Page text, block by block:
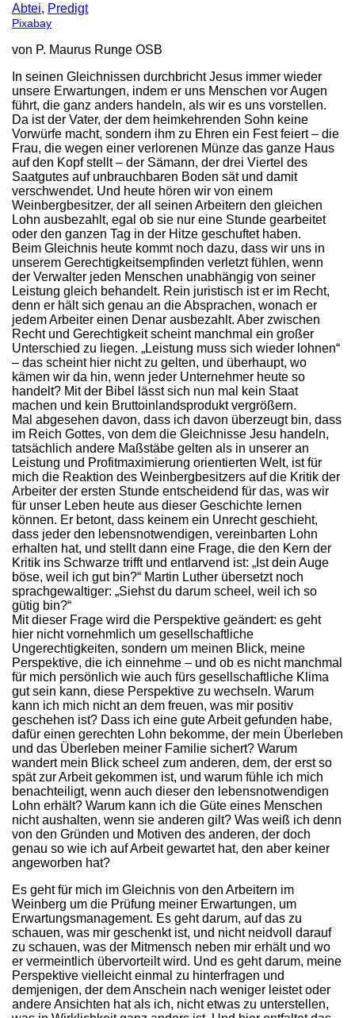
Abtei, Predigt
Pixabay
von P. Maurus Runge OSB
In seinen Gleichnissen durchbricht Jesus immer wieder
unsere Erwartungen, indem er uns Menschen vor Augen
führt, die ganz anders handeln, als wir es uns vorstellen.
Da ist der Vater, der dem heimkehrenden Sohn keine
Vorwürfe macht, sondern ihm zu Ehren ein Fest feiert – die
Frau, die wegen einer verlorenen Münze das ganze Haus
auf den Kopf stellt – der Sämann, der drei Viertel des
Saatgutes auf unbrauchbaren Boden sät und damit
verschwendet. Und heute hören wir von einem
Weinbergbesitzer, der all seinen Arbeitern den gleichen
Lohn ausbezahlt, egal ob sie nur eine Stunde gearbeitet
oder den ganzen Tag in der Hitze geschuftet haben.
Beim Gleichnis heute kommt noch dazu, dass wir uns in
unserem Gerechtigkeitsempfinden verletzt fühlen, wenn
der Verwalter jeden Menschen unabhängig von seiner
Leistung gleich behandelt. Rein juristisch ist er im Recht,
denn er hält sich genau an die Absprachen, wonach er
jedem Arbeiter einen Denar ausbezahlt. Aber zwischen
Recht und Gerechtigkeit scheint manchmal ein großer
Unterschied zu liegen. „Leistung muss sich wieder lohnen“
– das scheint hier nicht zu gelten, und überhaupt, wo
kämen wir da hin, wenn jeder Unternehmer heute so
handelt? Mit der Bibel lässt sich nun mal kein Staat
machen und kein Bruttoinlandsprodukt vergrößern.
Mal abgesehen davon, dass ich davon überzeugt bin, dass
im Reich Gottes, von dem die Gleichnisse Jesu handeln,
tatsächlich andere Maßstäbe gelten als in unserer an
Leistung und Profitmaximierung orientierten Welt, ist für
mich die Reaktion des Weinbergbesitzers auf die Kritik der
Arbeiter der ersten Stunde entscheidend für das, was wir
für unser Leben heute aus dieser Geschichte lernen
können. Er betont, dass keinem ein Unrecht geschieht,
dass jeder den lebensnotwendigen, vereinbarten Lohn
erhalten hat, und stellt dann eine Frage, die den Kern der
Kritik ins Schwarze trifft und entlarvend ist: „Ist dein Auge
böse, weil ich gut bin?“ Martin Luther übersetzt noch
sprachgewaltiger: „Siehst du darum scheel, weil ich so
gütig bin?“
Mit dieser Frage wird die Perspektive geändert: es geht
hier nicht vornehmlich um gesellschaftliche
Ungerechtigkeiten, sondern um meinen Blick, meine
Perspektive, die ich einnehme – und ob es nicht manchmal
für mich persönlich wie auch fürs gesellschaftliche Klima
gut sein kann, diese Perspektive zu wechseln. Warum
kann ich mich nicht an dem freuen, was mir positiv
geschehen ist? Dass ich eine gute Arbeit gefunden habe,
dafür einen gerechten Lohn bekomme, der mein Überleben
und das Überleben meiner Familie sichert? Warum
wandert mein Blick scheel zum anderen, dem, der erst so
spät zur Arbeit gekommen ist, und warum fühle ich mich
benachteiligt, wenn auch dieser den lebensnotwendigen
Lohn erhält? Warum kann ich die Güte eines Menschen
nicht aushalten, wenn sie anderen gilt? Was weiß ich denn
von den Gründen und Motiven des anderen, der doch
genau so wie ich auf Arbeit gewartet hat, den aber keiner
angeworben hat?
Es geht für mich im Gleichnis von den Arbeitern im
Weinberg um die Prüfung meiner Erwartungen, um
Erwartungsmanagement. Es geht darum, auf das zu
schauen, was mir geschenkt ist, und nicht neidvoll darauf
zu schauen, was der Mitmensch neben mir erhält und wo
er vermeintlich übervorteilt wird. Und es geht darum, meine
Perspektive vielleicht einmal zu hinterfragen und
demjenigen, der dem Anschein nach weniger leistet oder
andere Ansichten hat als ich, nicht etwas zu unterstellen,